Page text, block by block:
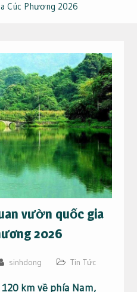
Cúc Phương 2026
vườn quốc gia
2026
sinhdong Tin Tức
km về phía Nam,